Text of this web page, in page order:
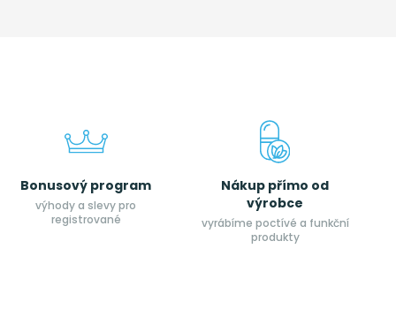
Bonusový program
výhody a slevy pro
registrované
Nákup přímo od
výrobce
vyrábíme poctívé a funkční
produkty